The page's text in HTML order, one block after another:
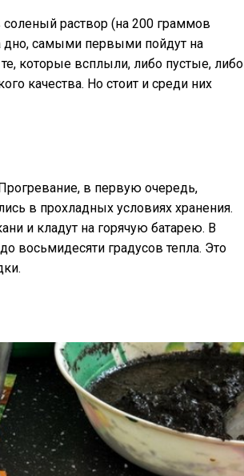
раствор (на 200 граммов
дно, самыми первыми пойдут на
которые всплыли, либо пустые, либо
качества. Но стоит и среди них
в первую очередь,
в прохладных условиях хранения.
и кладут на горячую батарею. В
восьмидесяти градусов тепла. Это